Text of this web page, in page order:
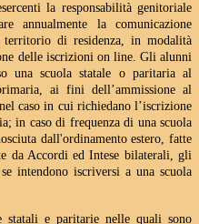
la responsabilità genitoriale
annualmente la comunicazione
di residenza, in modalità
delle iscrizioni on line. Gli alunni
una scuola statale o paritaria al
ai fini dell’ammissione al
caso in cui richiedano l’iscrizione
in caso di frequenza di una scuola
dall'ordinamento estero, fatte
da Accordi ed Intese bilaterali, gli
intendono iscriversi a una scuola
statali e paritarie nelle quali sono